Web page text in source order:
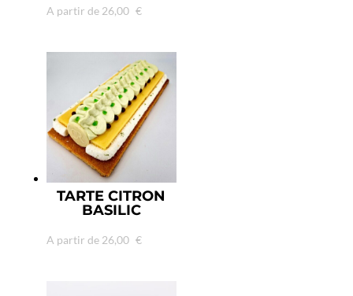
A partir de 26,00 €
TARTE CITRON
BASILIC
A partir de 26,00 €